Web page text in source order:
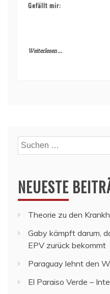
Gefällt mir:
Weiterlesen ...
Suchen
nach:
NEUESTE
Theorie zu den
Gaby kämpft darum,
EPV zurück bekommt
Paraguay lehnt den
El Paraiso Verde –